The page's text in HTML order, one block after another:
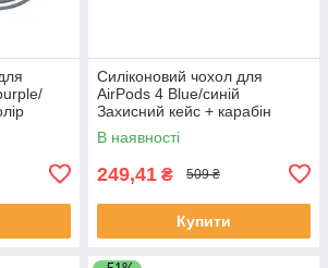
Силіконовий чохол для
AirPods 4 Blue/синій
Захисний кейс + карабін
В наявності
249,41 ₴ 509 ₴
Купити